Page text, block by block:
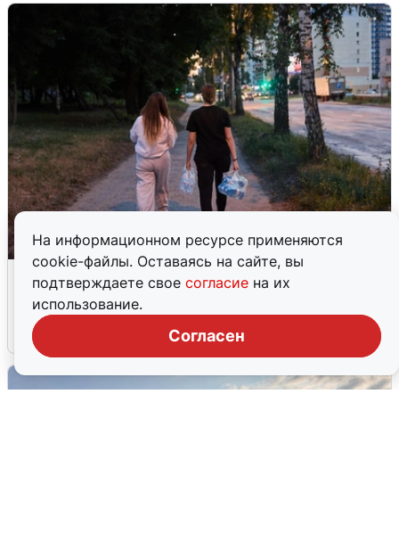
На информационном ресурсе применяются
cookie-файлы. Оставаясь на сайте, вы
подтверждаете свое согласие на их
использование.
Согласен
Опубликована карта отключений
воды в Воронеже
6 августа